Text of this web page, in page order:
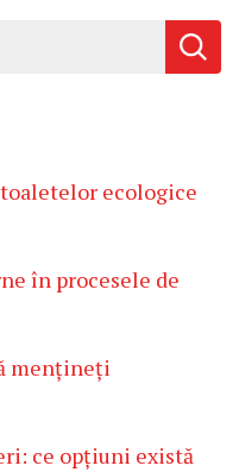
ecologice
în procesele de
mențineți
ce opțiuni există